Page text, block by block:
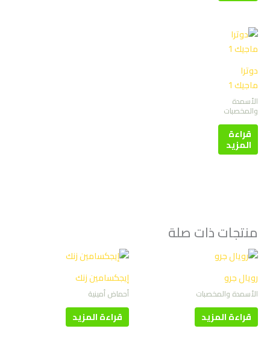
دوترا
ماجيك 1
الأسمدة
والمخصبات
قراءة
المزيد
منتجات ذات صلة
رويال جرو
الأسمدة والمخصبات
قراءة المزيد
إيجكسامين زنك
أحماض أمينية
قراءة المزيد